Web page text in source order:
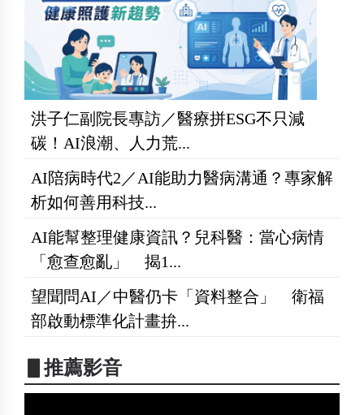
洪子仁副院長專訪／醫療拼ESG不只減
碳！AI浪潮、人力荒...
AI陪病時代2／AI能助力醫病溝通？專家解
析如何善用科技...
AI能幫整理健康資訊？兒科醫：當心病情
「愈查愈亂」 揭1...
望聞問AI／中醫仍卡「資料整合」 衛福
部啟動標準化計畫拚...
▋推薦影音